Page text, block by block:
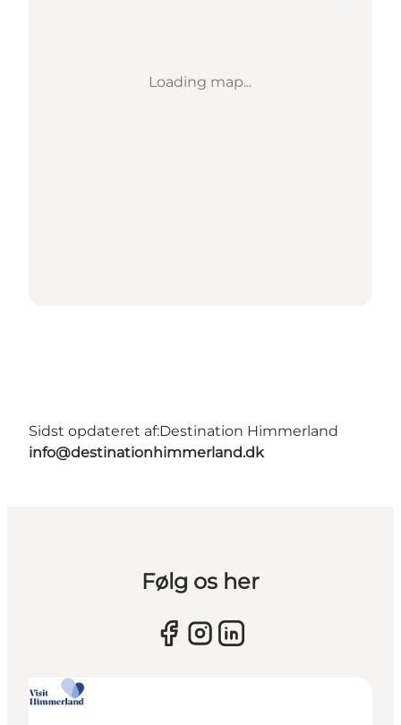
Loading map...
Sidst opdateret af:Destination Himmerland
info@destinationhimmerland.dk
Følg os her